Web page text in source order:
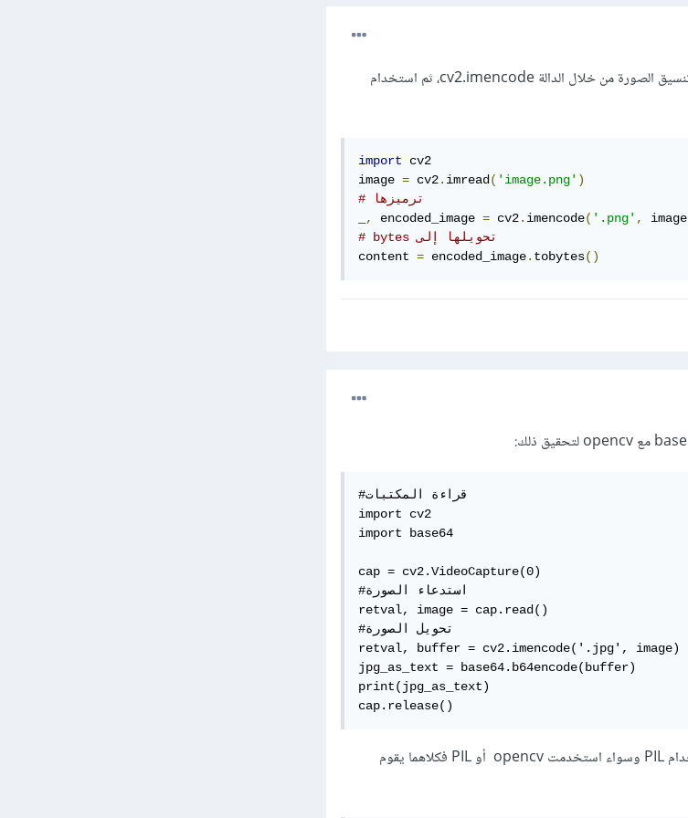
تحتاج ببساطة إلى ترميز "encode " المصفوفة بنفس تنسيق الصورة من خلال الدالة cv2.imencode، ثم استخدام
import cv2
image = cv2. imread( 'image.png' )
# ترميزها
, encoded_image = cv2. imencode( '.png' , image
content = encoded_image. tobytes()
#قراءة المكتبات
import cv2
import base64
cap = cv2.VideoCapture(0)
#استدعاء الصورة
retval, image = cap.read()
#تحويل الصورة
retval, buffer = cv2.imencode('.jpg', image)
jpg_as_text = base64.b64encode(buffer)
print(jpg_as_text)
cap.release()
ويمكنك التعامل مع الصورة وتحويلها الى bytes باستخدام PIL وسواء استخدمت opencv أو PIL فكلاهما يقوم